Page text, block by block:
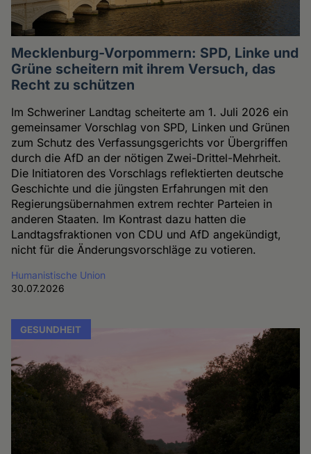
Mecklenburg-Vorpommern: SPD, Linke und
Grüne scheitern mit ihrem Versuch, das
Recht zu schützen
Im Schweriner Landtag scheiterte am 1. Juli 2026 ein
gemeinsamer Vorschlag von SPD, Linken und Grünen
zum Schutz des Verfassungsgerichts vor Übergriffen
durch die AfD an der nötigen Zwei-Drittel-Mehrheit.
Die Initiatoren des Vorschlags reflektierten deutsche
Geschichte und die jüngsten Erfahrungen mit den
Regierungsübernahmen extrem rechter Parteien in
anderen Staaten. Im Kontrast dazu hatten die
Landtagsfraktionen von CDU und AfD angekündigt,
nicht für die Änderungsvorschläge zu votieren.
Humanistische Union
30.07.2026
GESUNDHEIT